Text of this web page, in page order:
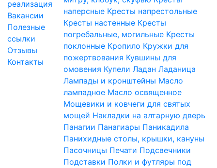
реализация
Вакансии
Полезные
ссылки
Отзывы
Контакты
наперсные Кресты напрестольные
Кресты настенные Кресты
погребальные, могильные Кресты
поклонные Кропило Кружки для
пожертвования Кувшины для
омовения Купели Ладан Ладаница
Лампады и кронштейны Масло
лампадное Масло освященное
Мощевики и ковчеги для святых
мощей Накладки на алтарную дверь
Панагии Панагиары Паникадила
Панихидные столы, крышки, кануны
Пасочницы Печати Подсвечники
Подставки Полки и футляры под